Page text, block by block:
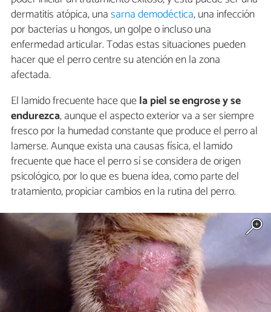
dermatitis atópica, unasarna demodéctica, una infección
por bacterias u hongos, un golpe o incluso una
enfermedad articular. Todas estas situaciones pueden
hacer que el perro centre su atención en la zona
afectada.
El lamido frecuente hace quela piel se engrose y se
endurezca, aunque el aspecto exterior va a ser siempre
fresco por la humedad constante que produce el perro al
lamerse. Aunque exista una causas física, el lamido
frecuente que hace el perro sí se considera de origen
psicológico, por lo que es buena idea, como parte del
tratamiento, propiciar cambios en la rutina del perro.